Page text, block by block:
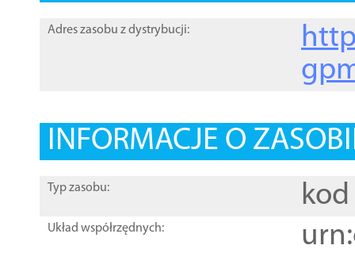
Adres zasobu z dystrybucji:
INFORMACJE O
Typ zasobu: kod
Układ współrzędnych: